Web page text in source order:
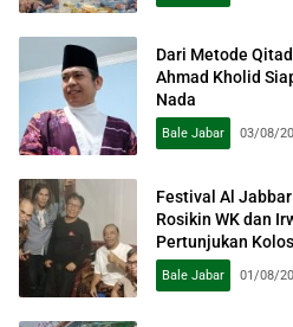
Dari Metode
Ahmad Kholid
Nada
Bale Jabar 03/08/
Festival Al
Rosikin WK dan
Pertunjukan
Bale Jabar 01/08/